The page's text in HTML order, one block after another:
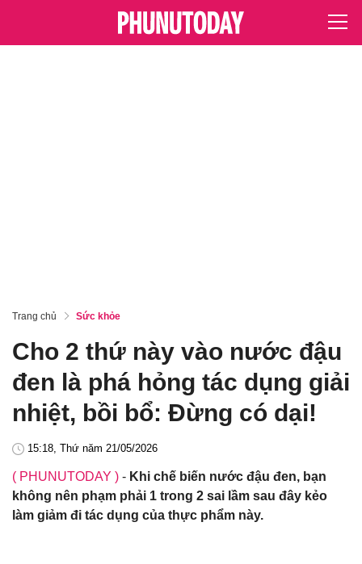
Trang chủ Sức khỏe
Cho 2 thứ này vào nước đậu
đen là phá hỏng tác dụng giải
nhiệt, bồi bổ: Đừng có dại!
15:18, Thứ năm 21/05/2026
( PHUNUTODAY ) - Khi chế biến nước đậu đen, bạn
không nên phạm phải 1 trong 2 sai lầm sau đây kẻo
làm giảm đi tác dụng của thực phẩm này.